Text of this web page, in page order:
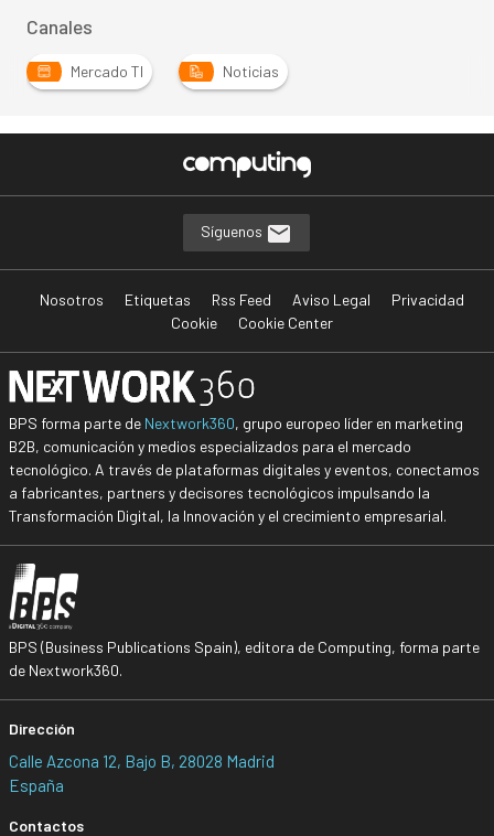
Canales
Mercado TI Noticias
Síguenos
Nosotros Etiquetas Rss Feed Aviso Legal
Privacidad
Cookie
Cookie Center
BPS forma parte de Nextwork360, grupo europeo líder en marketing
B2B, comunicación y medios especializados para el mercado
tecnológico. A través de plataformas digitales y eventos, conectamos
a fabricantes, partners y decisores tecnológicos impulsando la
Transformación Digital, la Innovación y el crecimiento empresarial.
BPS (Business Publications Spain), editora de Computing, forma parte
de Nextwork360.
Dirección
Calle Azcona 12, Bajo B, 28028 Madrid
España
Contactos